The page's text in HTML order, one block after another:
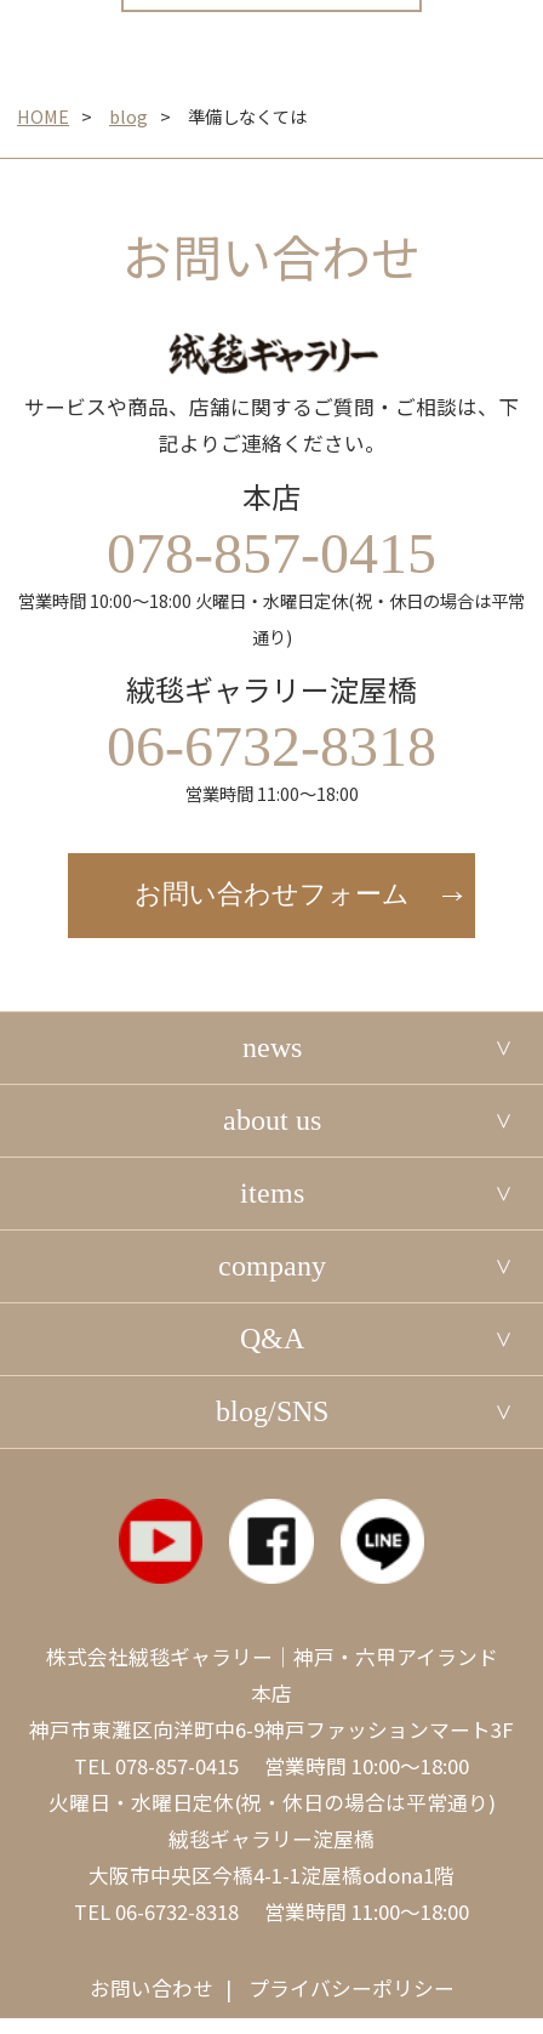
HOME blog 準備しなくては
お問い合わせ
サービスや商品、店舗に関するご質問・ご相談は、下
記よりご連絡ください。
本店
078-857-0415
営業時間 10:00～18:00 火曜日・水曜日定休(祝・休日の場合は平常
通り)
絨毯ギャラリー淀屋橋
06-6732-8318
営業時間 11:00～18:00
お問い合わせフォーム
news
about us
items
company
Q&A
blog/SNS
株式会社絨毯ギャラリー｜神戸・六甲アイランド
本店
神戸市東灘区向洋町中6-9神戸ファッションマート3F
TEL 078-857-0415 営業時間 10:00～18:00
火曜日・水曜日定休(祝・休日の場合は平常通り)
絨毯ギャラリー淀屋橋
大阪市中央区今橋4-1-1淀屋橋odona1階
TEL 06-6732-8318 営業時間 11:00～18:00
お問い合わせ プライバシーポリシー